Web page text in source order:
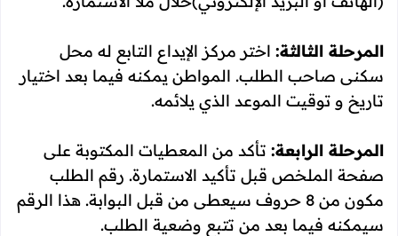
المرحلة الثالثة: اختر مركز الإيداع التابع له محل
سكنى صاحب الطلب. المواطن يمكنه فيما بعد اختيار
تاريخ و توقيت الموعد الذي يلائمه.
المرحلة الرابعة: تأكد من المعطيات المكتوبة على
صفحة الملخص قبل تأكيد الاستمارة. رقم الطلب
مكون من 8 حروف سيعطى من قبل البوابة. هذا الرقم
سيمكنه فيما بعد من تتبع وضعية الطلب.